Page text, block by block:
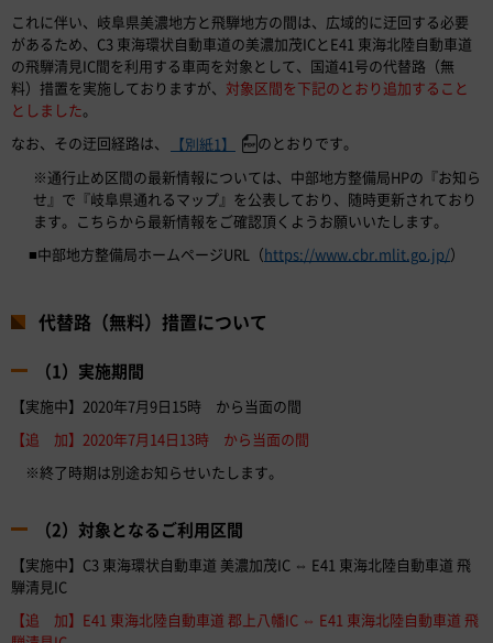
これに伴い、岐阜県美濃地方と飛騨地方の間は、広域的に迂回する必要
があるため、C3 東海環状自動車道の美濃加茂ICとE41 東海北陸自動車道
の飛騨清見IC間を利用する車両を対象として、国道41号の代替路（無
料）措置を実施しておりますが、 対象区間を下記のとおり追加すること
としました。
なお、その迂回経路は、
【別紙1】
のとおりです。
※通行止め区間の最新情報については、中部地方整備局HPの『お知ら
せ』で『岐阜県通れるマップ』を公表しており、随時更新されており
ます。こちらから最新情報をご確認頂くようお願いいたします。
■中部地方整備局ホームページURL（https://www.cbr.mlit.go.jp/）
代替路（無料）措置について
（1）実施期間
【実施中】2020年7月9日15時 から当面の間
【追 加】2020年7月14日13時 から当面の間
※終了時期は別途お知らせいたします。
（2）対象となるご利用区間
【実施中】C3 東海環状自動車道 美濃加茂IC ⇔ E41 東海北陸自動車道 飛
騨清見IC
【追 加】E41 東海北陸自動車道 郡上八幡IC ⇔ E41 東海北陸自動車道 飛